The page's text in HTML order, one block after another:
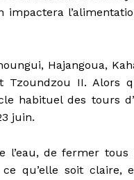
impactera
Hajangoua,
Tzoundzou II.
habituel des tours
juin.
l’eau, de fermer
ce qu’elle soit